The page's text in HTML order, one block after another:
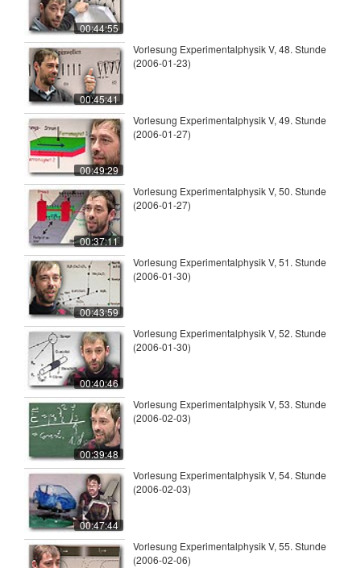
00:44:55
00:45:41
Vorlesung Experimentalphysik V, 48. Stunde
(2006-01-23)
00:49:29
Vorlesung Experimentalphysik V, 49. Stunde
(2006-01-27)
00:37:11
Vorlesung Experimentalphysik V, 50. Stunde
(2006-01-27)
00:43:59
Vorlesung Experimentalphysik V, 51. Stunde
(2006-01-30)
00:40:46
Vorlesung Experimentalphysik V, 52. Stunde
(2006-01-30)
00:39:48
Vorlesung Experimentalphysik V, 53. Stunde
(2006-02-03)
00:47:44
Vorlesung Experimentalphysik V, 54. Stunde
(2006-02-03)
Vorlesung Experimentalphysik V, 55. Stunde
(2006-02-06)